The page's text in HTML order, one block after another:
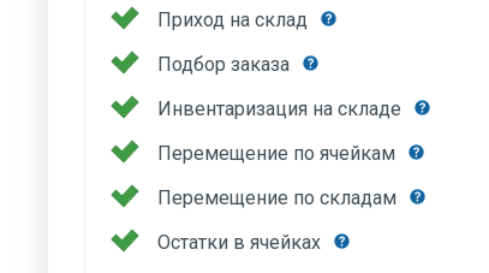
Приход на склад
Подбор заказа
Инвентаризация на складе
Перемещение по ячейкам
Перемещение по складам
Остатки в ячейках